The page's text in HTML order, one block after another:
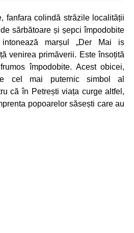
fanfara colindă străzile localității
sărbătoare și șepci împodobite
marșul „Der Mai is
venirea primăverii. Este însoțită
împodobite. Acest obicei,
cel mai puternic simbol al
că în Petrești viața curge altfel,
popoarelor săsești care au